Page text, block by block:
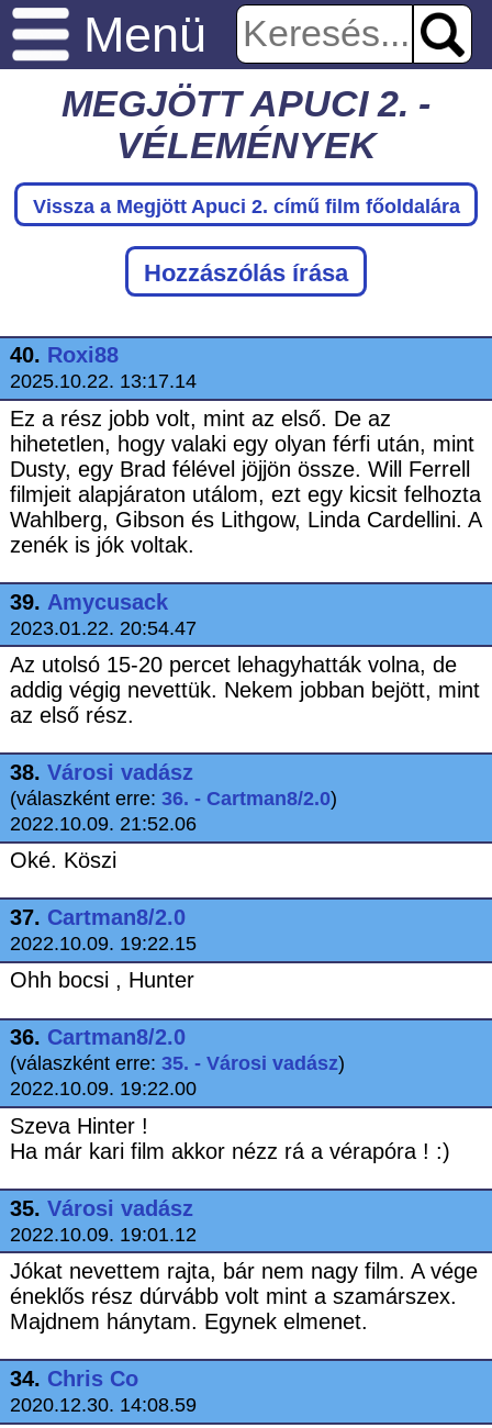
Menü
MEGJÖTT APUCI 2. -
VÉLEMÉNYEK
Vissza a Megjött Apuci 2. című film főoldalára
Hozzászólás írása
40. Roxi88
2025.10.22. 13:17.14
Ez a rész jobb volt, mint az első. De az
hihetetlen, hogy valaki egy olyan férfi után, mint
Dusty, egy Brad félével jöjjön össze. Will Ferrell
filmjeit alapjáraton utálom, ezt egy kicsit felhozta
Wahlberg, Gibson és Lithgow, Linda Cardellini. A
zenék is jók voltak.
39. Amycusack
2023.01.22. 20:54.47
Az utolsó 15-20 percet lehagyhatták volna, de
addig végig nevettük. Nekem jobban bejött, mint
az első rész.
38. Városi vadász
(válaszként erre: 36. - Cartman8/2.0)
2022.10.09. 21:52.06
Oké. Köszi
37. Cartman8/2.0
2022.10.09. 19:22.15
Ohh bocsi , Hunter
36. Cartman8/2.0
(válaszként erre: 35. - Városi vadász)
2022.10.09. 19:22.00
Szeva Hinter !
Ha már kari film akkor nézz rá a vérapóra ! :)
35. Városi vadász
2022.10.09. 19:01.12
Jókat nevettem rajta, bár nem nagy film. A vége
éneklős rész dúrvább volt mint a szamárszex.
Majdnem hánytam. Egynek elmenet.
34. Chris Co
2020.12.30. 14:08.59